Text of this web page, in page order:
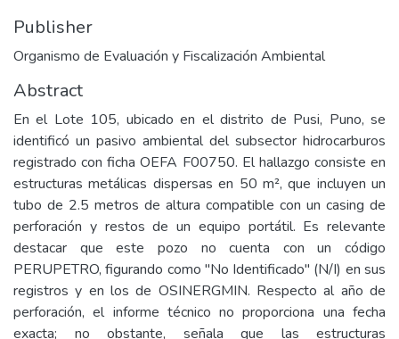
Publisher
Organismo de Evaluación y Fiscalización Ambiental
Abstract
En el Lote 105, ubicado en el distrito de Pusi, Puno, se
identificó un pasivo ambiental del subsector hidrocarburos
registrado con ficha OEFA F00750. El hallazgo consiste en
estructuras metálicas dispersas en 50 m², que incluyen un
tubo de 2.5 metros de altura compatible con un casing de
perforación y restos de un equipo portátil. Es relevante
destacar que este pozo no cuenta con un código
PERUPETRO, figurando como "No Identificado" (N/I) en sus
registros y en los de OSINERGMIN. Respecto al año de
perforación, el informe técnico no proporciona una fecha
exacta; no obstante, señala que las estructuras